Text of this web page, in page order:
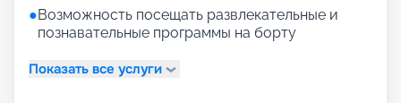
●Возможность посещать развлекательные и
познавательные программы на борту
Показать все услуги